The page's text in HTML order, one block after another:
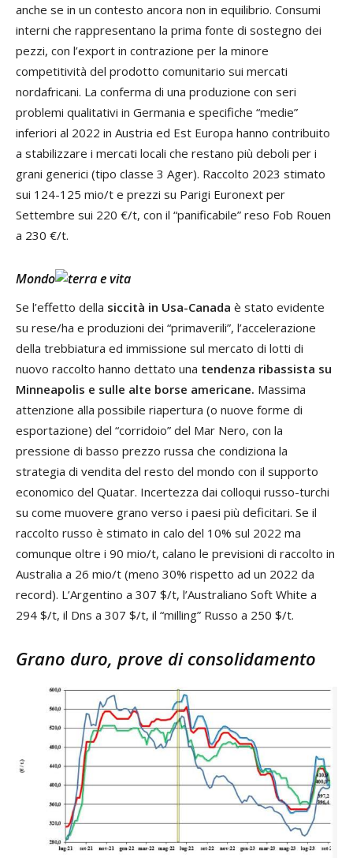
anche se in un contesto ancora non in equilibrio. Consumi
interni che rappresentano la prima fonte di sostegno dei
pezzi, con l’export in contrazione per la minore
competitività del prodotto comunitario sui mercati
nordafricani. La conferma di una produzione con seri
problemi qualitativi in Germania e specifiche “medie”
inferiori al 2022 in Austria ed Est Europa hanno contribuito
a stabilizzare i mercati locali che restano più deboli per i
grani generici (tipo classe 3 Ager). Raccolto 2023 stimato
sui 124-125 mio/t e prezzi su Parigi Euronext per
Settembre sui 220 €/t, con il “panificabile” reso Fob Rouen
a 230 €/t.
Mondo
Se l’effetto della siccità in Usa-Canada è stato evidente
su rese/ha e produzioni dei “primaverili”, l’accelerazione
della trebbiatura ed immissione sul mercato di lotti di
nuovo raccolto hanno dettato una tendenza ribassista su
Minneapolis e sulle alte borse americane. Massima
attenzione alla possibile riapertura (o nuove forme di
esportazione) del “corridoio” del Mar Nero, con la
pressione di basso prezzo russa che condiziona la
strategia di vendita del resto del mondo con il supporto
economico del Quatar. Incertezza dai colloqui russo-turchi
su come muovere grano verso i paesi più deficitari. Se il
raccolto russo è stimato in calo del 10% sul 2022 ma
comunque oltre i 90 mio/t, calano le previsioni di raccolto in
Australia a 26 mio/t (meno 30% rispetto ad un 2022 da
record). L’Argentino a 307 $/t, l’Australiano Soft White a
294 $/t, il Dns a 307 $/t, il “milling” Russo a 250 $/t.
Grano duro, prove di consolidamento